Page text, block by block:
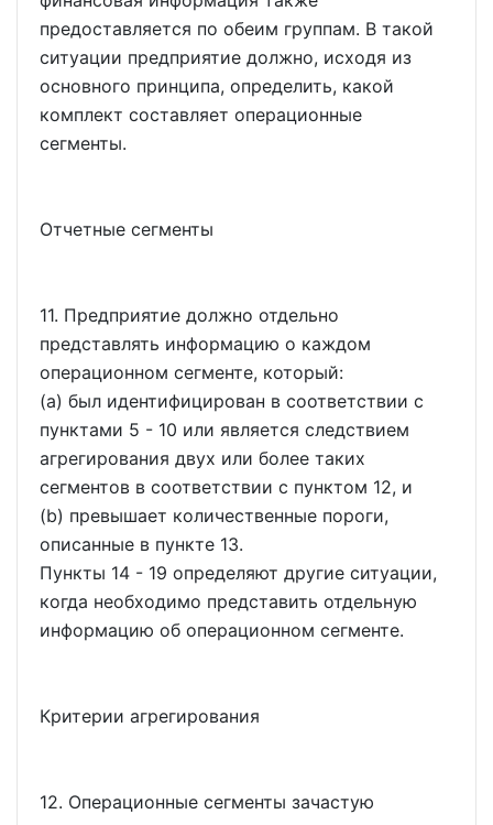
предоставляется по обеим группам. В такой
ситуации предприятие должно, исходя из
основного принципа, определить, какой
комплект составляет операционные
сегменты.
Отчетные сегменты
11. Предприятие должно отдельно
представлять информацию о каждом
операционном сегменте, который:
(a) был идентифицирован в соответствии с
пунктами 5 - 10 или является следствием
агрегирования двух или более таких
сегментов в соответствии с пунктом 12, и
(b) превышает количественные пороги,
описанные в пункте 13.
Пункты 14 - 19 определяют другие ситуации,
когда необходимо представить отдельную
информацию об операционном сегменте.
Критерии агрегирования
12. Операционные сегменты зачастую